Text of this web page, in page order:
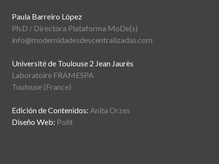
Paula Barreiro López
Ph.D / Directora Plataforma MoDe(s)
info@modernidadesdescentralizadas.com
Université de Toulouse 2 Jean Jaurès
Laboratoire FRAMESPA
Toulouse (France)
Edición de Contenidos: Anita Orzes
Diseño Web: Polit